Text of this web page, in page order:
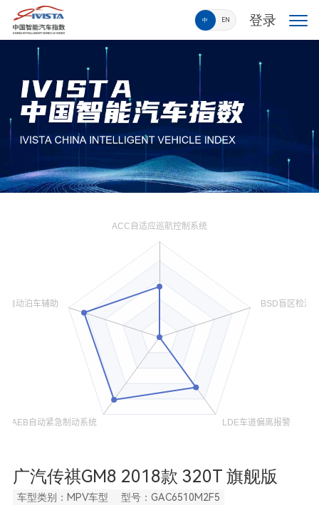
中 EN 登录
广汽传祺GM8 2018款 320T 旗舰版
车型类别：MPV车型 型号：GAC6510M2F5